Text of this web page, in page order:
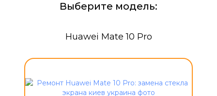
Выберите модель:
Huawei Mate 10 Pro